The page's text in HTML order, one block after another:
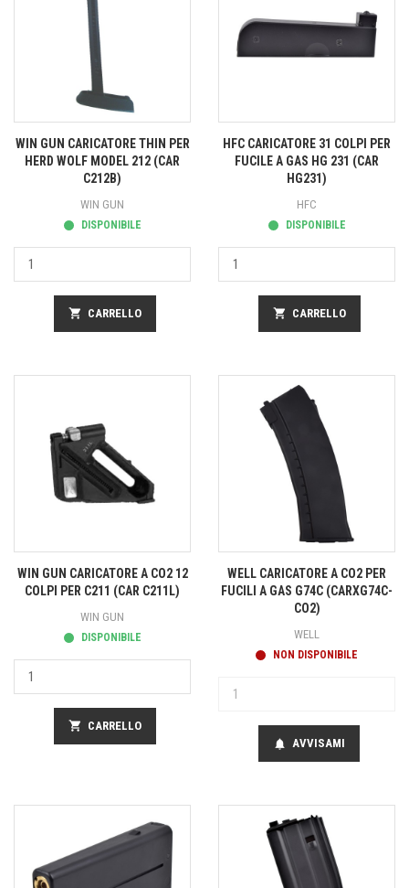
WIN GUN CARICATORE THIN PER
HERD WOLF MODEL 212 (CAR
C212B)
WIN GUN
DISPONIBILE
shopping_cart CARRELLO
HFC CARICATORE 31 COLPI PER
FUCILE A GAS HG 231 (CAR
HG231)
HFC
DISPONIBILE
shopping_cart CARRELLO
WIN GUN CARICATORE A CO2 12
COLPI PER C211 (CAR C211L)
WIN GUN
DISPONIBILE
shopping_cart CARRELLO
WELL CARICATORE A CO2 PER
FUCILI A GAS G74C (CARXG74C-
CO2)
WELL
NON DISPONIBILE
notifications AVVISAMI